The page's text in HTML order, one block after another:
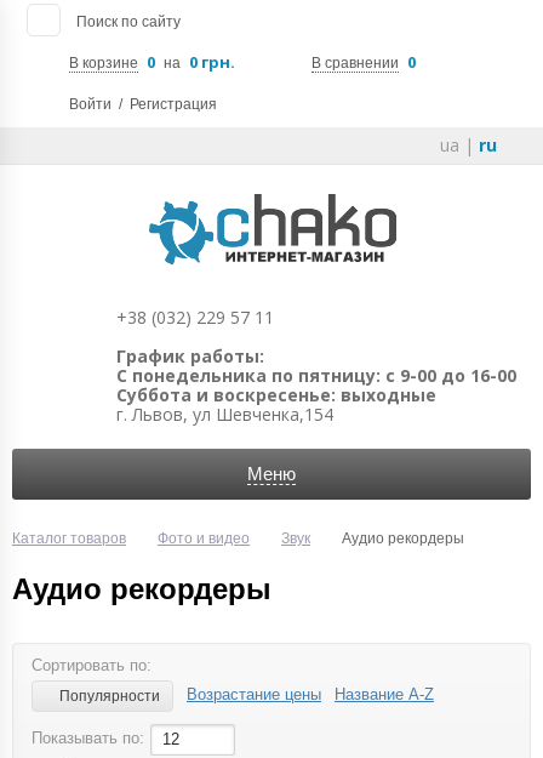
Поиск по сайту
В корзине 0 на 0 грн. В сравнении 0
Войти / Регистрация
ua | ru
+38 (032) 229 57 11
График работы:
С понедельника по пятницу: с 9-00 до 16-00
Суббота и воскресенье: выходные
г. Львов, ул Шевченка,154
Меню
Каталог товаров Фото и видео Звук Аудио рекордеры
Аудио рекордеры
Сортировать по:
Популярности Возрастание цены Название A-Z
Показывать по:
12